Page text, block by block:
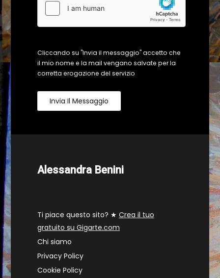
Cliccando su "Invia il messaggio" accetto che
il mio nome e la mail vengano salvate per la
corretta erogazione del servizio
Invia Il Messaggio
Alessandra Benini
Ti piace questo sito? ★ Crea il tuo
gratuito su Gigarte.com
Chi siamo
Privacy Policy
Cookie Policy